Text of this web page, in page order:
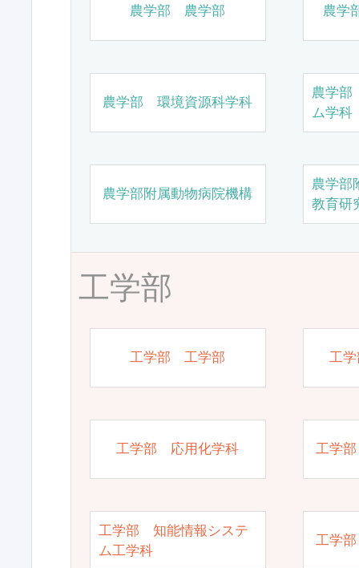
農学部 農学部 農学
農学部 環境資源科学科
農学
ム学科
農学部附属動物病院機構
農学部
教育研
工学部
工学部 工学部 工
工学部 応用化学科 工学
工学部 知能情報システ
ム工学科
工学